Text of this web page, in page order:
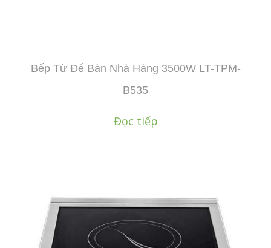
Bếp Từ Để Bàn Nhà Hàng 3500W LT-TPM-
B535
Đọc tiếp